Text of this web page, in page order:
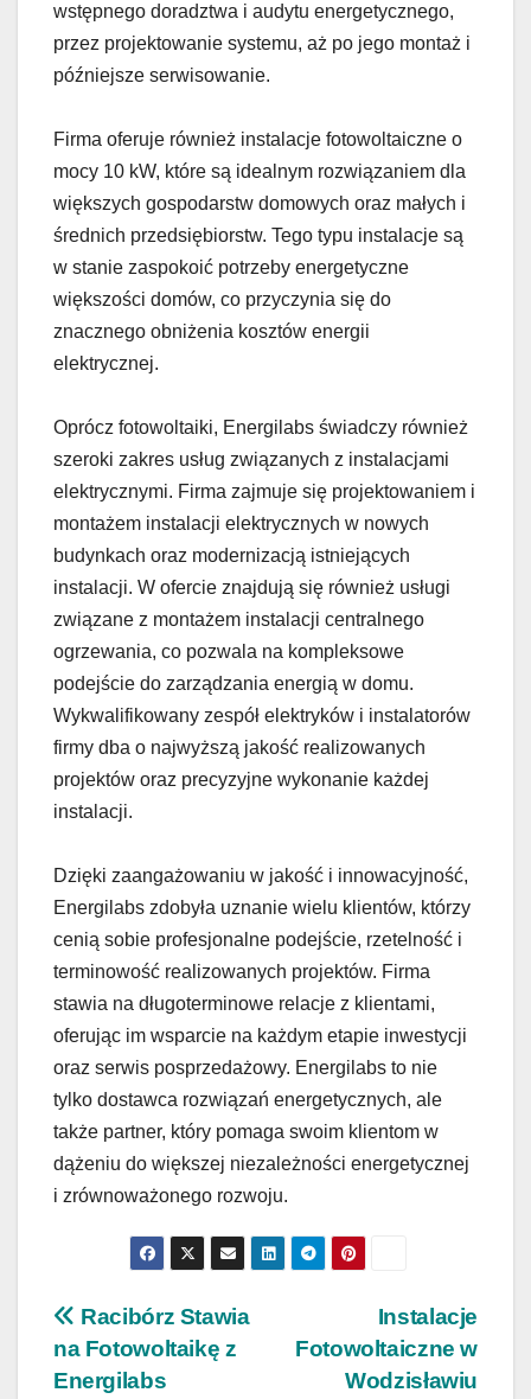
wstępnego doradztwa i audytu energetycznego,
przez projektowanie systemu, aż po jego montaż i
późniejsze serwisowanie.
Firma oferuje również instalacje fotowoltaiczne o
mocy 10 kW, które są idealnym rozwiązaniem dla
większych gospodarstw domowych oraz małych i
średnich przedsiębiorstw. Tego typu instalacje są
w stanie zaspokoić potrzeby energetyczne
większości domów, co przyczynia się do
znacznego obniżenia kosztów energii
elektrycznej.
Oprócz fotowoltaiki, Energilabs świadczy również
szeroki zakres usług związanych z instalacjami
elektrycznymi. Firma zajmuje się projektowaniem i
montażem instalacji elektrycznych w nowych
budynkach oraz modernizacją istniejących
instalacji. W ofercie znajdują się również usługi
związane z montażem instalacji centralnego
ogrzewania, co pozwala na kompleksowe
podejście do zarządzania energią w domu.
Wykwalifikowany zespół elektryków i instalatorów
firmy dba o najwyższą jakość realizowanych
projektów oraz precyzyjne wykonanie każdej
instalacji.
Dzięki zaangażowaniu w jakość i innowacyjność,
Energilabs zdobyła uznanie wielu klientów, którzy
cenią sobie profesjonalne podejście, rzetelność i
terminowość realizowanych projektów. Firma
stawia na długoterminowe relacje z klientami,
oferując im wsparcie na każdym etapie inwestycji
oraz serwis posprzedażowy. Energilabs to nie
tylko dostawca rozwiązań energetycznych, ale
także partner, który pomaga swoim klientom w
dążeniu do większej niezależności energetycznej
i zrównoważonego rozwoju.
Nawigacja
wpisu
Instalacje
Fotowoltaiczne w
Wodzisławiu
Racibórz Stawia
na Fotowoltaikę z
Energilabs